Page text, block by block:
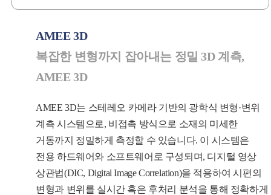
AMEE 3D
복잡한 변형까지 잡아내는 정밀 3D 계측,
AMEE 3D
AMEE 3D는 스테레오 카메라 기반의 광학식 변형·변위
계측 시스템으로, 비접촉 방식으로 소재의 미세한
거동까지 정밀하게 측정할 수 있습니다. 이 시스템은
전용 하드웨어와 소프트웨어로 구성되며, 디지털 영상
상관법(DIC, Digital Image Correlation)을 적용하여 시편의
변형과 변위를 실시간 혹은 후처리 분석을 통해 정확하게